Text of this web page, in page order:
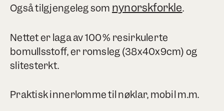
Også tilgjengeleg som nynorskforkle.
Nettet er laga av 100% resirkulerte
bomullsstoff, er romsleg (38x40x9cm) og
slitesterkt.
Praktisk innerlomme til nøklar, mobil m.m.